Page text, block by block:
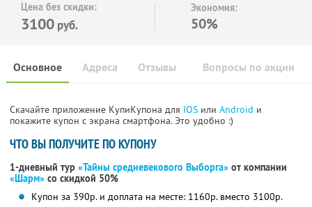
Цена без скидки:
3100 руб.
Экономия:
50%
Основное Отзывы Вопросы по акции
Адреса
Скачайте приложение КупиКупона для IOS или Android и
покажите купон с экрана смартфона. Это удобно :)
ЧТО ВЫ ПОЛУЧИТЕ ПО КУПОНУ
1-дневный тур «Тайны средневекового Выборга» от компании
«Шарм» со скидкой 50%
Купон за 390р. и доплата на месте: 1160р. вместо 3100р.